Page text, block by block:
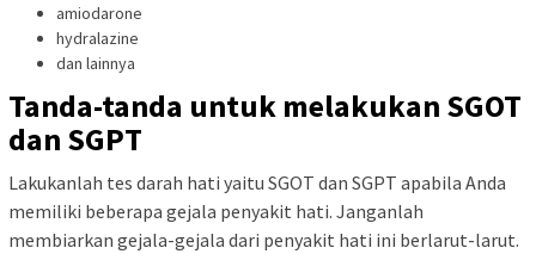
amiodarone
hydralazine
dan lainnya
Tanda-tanda untuk melakukan SGOT
dan SGPT
Lakukanlah tes darah hati yaitu SGOT dan SGPT apabila Anda
memiliki beberapa gejala penyakit hati. Janganlah
membiarkan gejala-gejala dari penyakit hati ini berlarut-larut.